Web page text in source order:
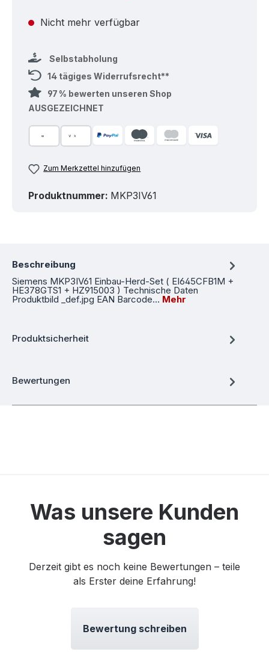
Nicht mehr verfügbar
Selbstabholung
14 tägiges Widerrufsrecht**
97 % bewerten unseren Shop
AUSGEZEICHNET
Zum Merkzettel hinzufügen
Produktnummer: MKP3IV61
Beschreibung
Siemens MKP3IV61 Einbau-Herd-Set ( EI645CFB1M +
HE378GTS1 + HZ915003 ) Technische Daten
Produktbild _def.jpg EAN Barcode… Mehr
Produktsicherheit
Bewertungen
Was unsere Kunden
sagen
Derzeit gibt es noch keine Bewertungen – teile
als Erster deine Erfahrung!
Bewertung schreiben